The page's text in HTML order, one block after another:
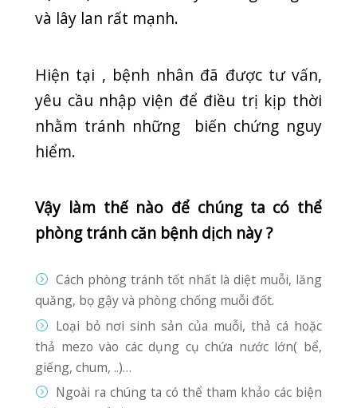
Cách Phòng chống muỗi đốt:
Mặc quần áo dài tay.
Ngủ trong màn kể cả ban ngày.
Dùng thuốc xịt muối, hương muỗi, kem xua
muỗi.